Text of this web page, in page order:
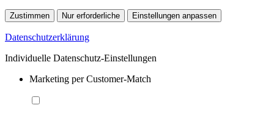
Zustimmen Nur erforderliche Einstellungen anpassen
Datenschutzerklärung
Individuelle Datenschutz-Einstellungen
Marketing per Customer-Match